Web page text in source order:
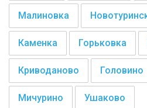
Малиновка
Каменка Горьковка
Криводаново Головино
Мичурино Ушаково